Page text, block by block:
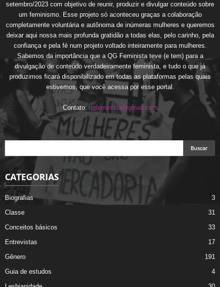
setembro/2023 com objetivo de reunir, produzir e divulgar conteúdo sobre
um feminismo. Esse projeto só aconteceu graças a colaboração
completamente voluntária e autônoma de inúmeras mulheres e queremos
deixar aqui nossa mais profunda gratidão a todas elas, pelo carinho, pela
confiança e pela fé num projeto voltado inteiramente para mulheres.
Sabemos da importância que a QG Feminista teve (e tem) para a
divulgação de conteúdo verdadeiramente feminista, e tudo o que já
produzimos ficará disponibilizado em todas as plataformas pelas quais
estivemos, que você acessa por esse portal.
Contato:qgfeminista@gmail.com
CATEGORIAS
Biografias
3
Classe
31
Conceitos básicos
33
Entrevistas
17
Gênero
191
Guia de estudos
4